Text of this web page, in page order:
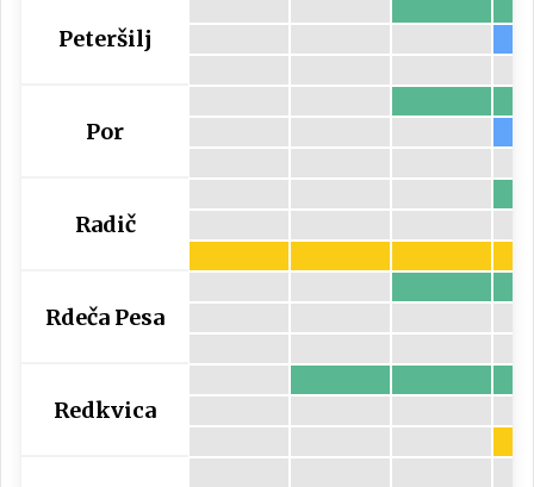
Peteršilj
Por
Radič
Rdeča Pesa
Redkvica